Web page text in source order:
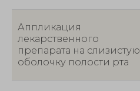
Аппликация
лекарственного
препарата на слизистую
оболочку полости рта